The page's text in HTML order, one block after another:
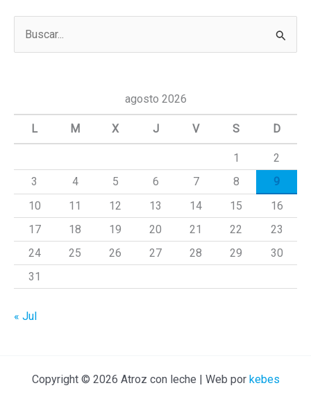
a
agosto 2026
L M X J V S D
1
2
3
4 5 6 7 8
9
10
11 12 13 14 15
16
17
18 19 20 21 22
23
24
25 26 27 28 29
30
31
« Jul
Copyright © 2026 Atroz con leche | Web por kebes